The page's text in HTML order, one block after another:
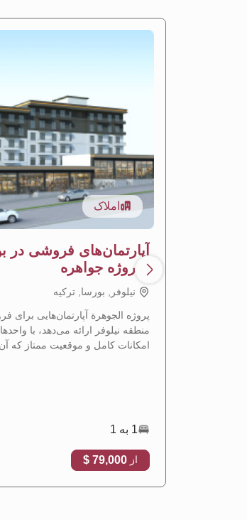
املاک
آپارتمان‌های فروشی در
- پروژه جواهره
نيلوفر, بورسا, تركيه
پروژه الجوهرة آپارتمان‌هایی برای
منطقه نیلوفر ارائه می‌دهد، با
امکانات کامل و موقعیت ممتاز که
1 به 1
از 79,000 $